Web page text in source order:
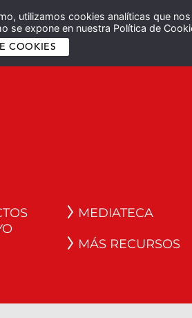
utilizamos cookies analíticas que
se expone en nuestra Política de
COOKIES
MEDIATECA
MÁS RECURSOS